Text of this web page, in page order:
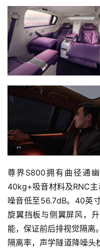
尊界S800拥有曲径通
40kg+吸音材料及RNC
噪音低至56.7dB。40英
旋翼挡板与侧翼屏风，
能，保证前后排视觉隔离
隔离率，声学隧道降噪头